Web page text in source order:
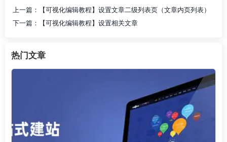
上一篇：
【可视化编辑教程】设置文章二级列表页（文章内页列表）
下一篇：
【可视化编辑教程】设置相关文章
热门文章